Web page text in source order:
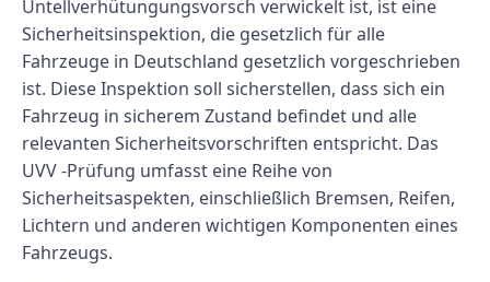
Untellverhütungungsvorsch verwickelt ist, ist eine
Sicherheitsinspektion, die gesetzlich für alle
Fahrzeuge in Deutschland gesetzlich vorgeschrieben
ist. Diese Inspektion soll sicherstellen, dass sich ein
Fahrzeug in sicherem Zustand befindet und alle
relevanten Sicherheitsvorschriften entspricht. Das
UVV -Prüfung umfasst eine Reihe von
Sicherheitsaspekten, einschließlich Bremsen, Reifen,
Lichtern und anderen wichtigen Komponenten eines
Fahrzeugs.